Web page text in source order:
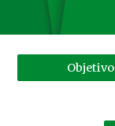
Objetivo